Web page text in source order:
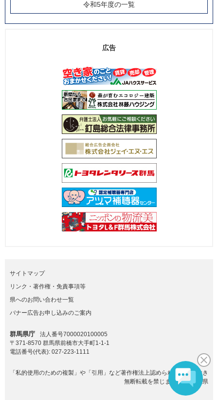
令和5年度の一覧
広告
サイトマップ
リンク・著作権・免責事項等
県へのお問い合わせ一覧
バナー広告お申し込みのご案内
群馬県庁
法人番号7000020100005
〒371-8570 群馬県前橋市大手町1-1-1
電話番号(代表): 027-223-1111
「私的使用のための複製」や「引用」など著作権法上認められた場合を除き
無断転載を禁じます。(C)群馬県